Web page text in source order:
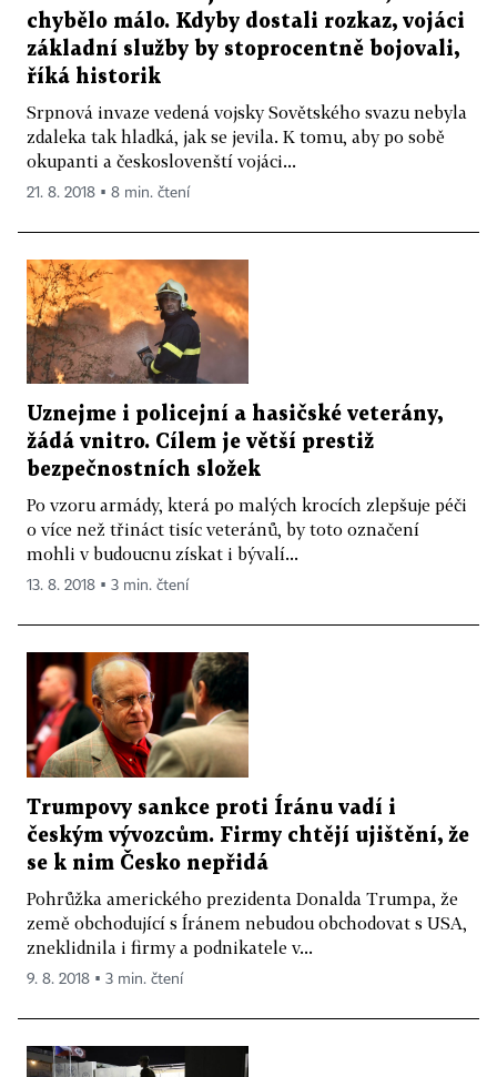
chybělo málo. Kdyby dostali rozkaz, vojáci
základní služby by stoprocentně bojovali,
říká historik
Srpnová invaze vedená vojsky Sovětského svazu nebyla
zdaleka tak hladká, jak se jevila. K tomu, aby po sobě
okupanti a českoslovenští vojáci...
21. 8. 2018 ▪ 8 min. čtení
Uznejme i policejní a hasičské veterány,
žádá vnitro. Cílem je větší prestiž
bezpečnostních složek
Po vzoru armády, která po malých krocích zlepšuje péči
o více než třináct tisíc veteránů, by toto označení
mohli v budoucnu získat i bývalí...
13. 8. 2018 ▪ 3 min. čtení
Trumpovy sankce proti Íránu vadí i
českým vývozcům. Firmy chtějí ujištění, že
se k nim Česko nepřidá
Pohrůžka amerického prezidenta Donalda Trumpa, že
země obchodující s Íránem nebudou obchodovat s USA,
zneklidnila i firmy a podnikatele v...
9. 8. 2018 ▪ 3 min. čtení